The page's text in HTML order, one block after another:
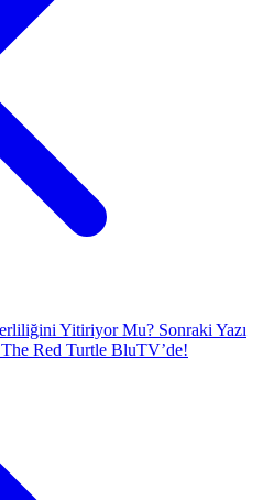
Yitiriyor Mu? Sonraki Yazı
Red Turtle BluTV’de!